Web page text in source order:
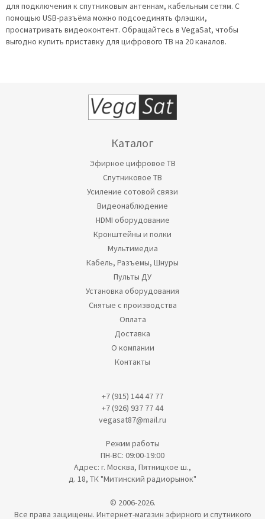
для подключения к спутниковым антеннам, кабельным сетям. С
помощью USB-разъёма можно подсоединять флэшки,
просматривать видеоконтент. Обращайтесь в VegaSat, чтобы
выгодно купить приставку для цифрового ТВ на 20 каналов.
Каталог
Эфирное цифровое ТВ
Спутниковое ТВ
Усиление сотовой связи
Видеонаблюдение
HDMI оборудование
Кронштейны и полки
Мультимедиа
Кабель, Разъемы, Шнуры
Пульты ДУ
Установка оборудования
Снятые с производства
Оплата
Доставка
О компании
Контакты
+7 (915) 144 47 77
+7 (926) 937 77 44
vegasat87@mail.ru
Режим работы
ПН-ВС: 09:00-19:00
Адрес: г. Москва, Пятницкое ш.,
д. 18, ТК "Митинский радиорынок"
© 2006-2026.
Все права защищены. Интернет-магазин эфирного и спутникого